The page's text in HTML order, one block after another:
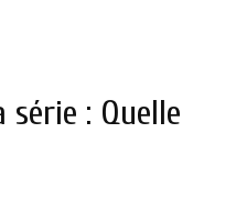
: Quelle